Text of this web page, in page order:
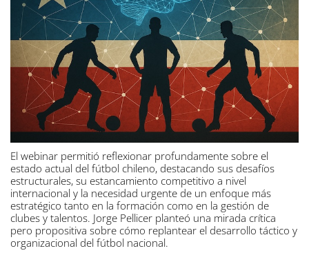
El webinar permitió reflexionar profundamente sobre el
estado actual del fútbol chileno, destacando sus desafíos
estructurales, su estancamiento competitivo a nivel
internacional y la necesidad urgente de un enfoque más
estratégico tanto en la formación como en la gestión de
clubes y talentos. Jorge Pellicer planteó una mirada crítica
pero propositiva sobre cómo replantear el desarrollo táctico y
organizacional del fútbol nacional.